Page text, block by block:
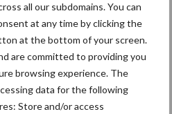
all our subdomains. You can
at any time by clicking the
at the bottom of your screen.
are committed to providing you
browsing experience. The
data for the following
Store and/or access
groeien in
Nederlandse